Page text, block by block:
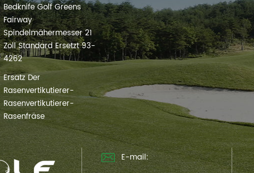
Bedknife Golf Greens
Fairway
Spindelmähermesser 21
Zoll Standard Ersetzt 93-
4262
Ersatz Der
Rasenvertikutierer-
Rasenvertikutierer-
Rasenfräse
E-mail: